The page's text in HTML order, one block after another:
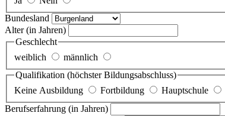
Bundesland
Alter(in Jahren)
Geschlecht
weiblich
männlich
Qualifikation (höchster Bildungsabschluss)
Keine Ausbildung
Fortbildung Hauptschule
Berufserfahrung (in Jahren)